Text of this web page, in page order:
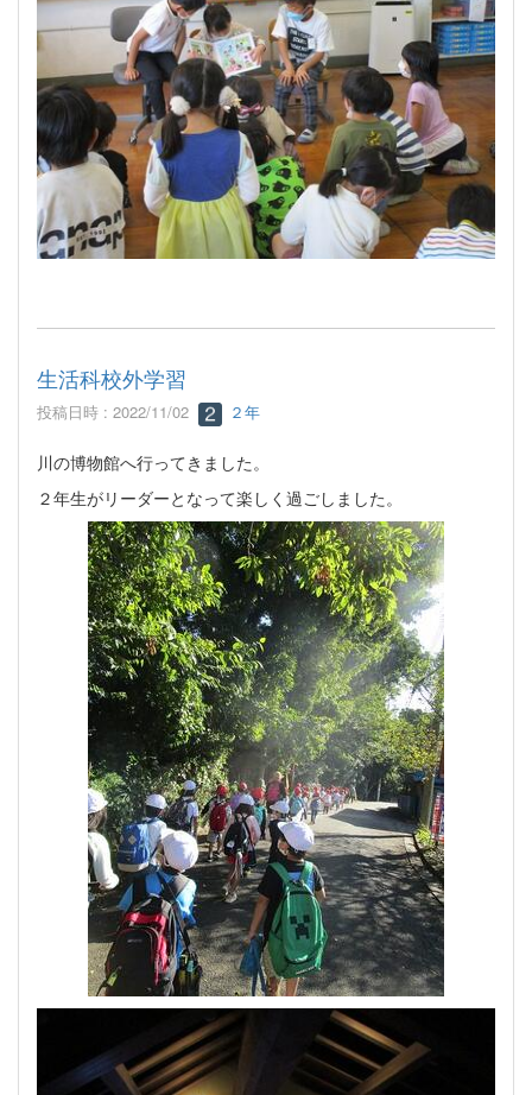
生活科校外学習
投稿日時 : 2022/11/02 ２年
川の博物館へ行ってきました。
２年生がリーダーとなって楽しく過ごしました。